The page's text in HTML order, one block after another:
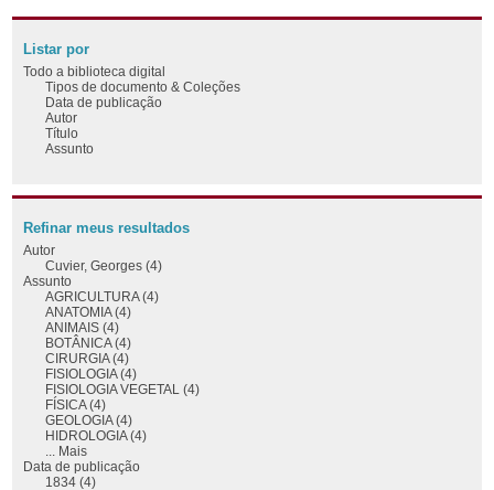
Listar por
Todo a biblioteca digital
Tipos de documento & Coleções
Data de publicação
Autor
Título
Assunto
Refinar meus resultados
Autor
Cuvier, Georges (4)
Assunto
AGRICULTURA (4)
ANATOMIA (4)
ANIMAIS (4)
BOTÂNICA (4)
CIRURGIA (4)
FISIOLOGIA (4)
FISIOLOGIA VEGETAL (4)
FÍSICA (4)
GEOLOGIA (4)
HIDROLOGIA (4)
... Mais
Data de publicação
1834 (4)